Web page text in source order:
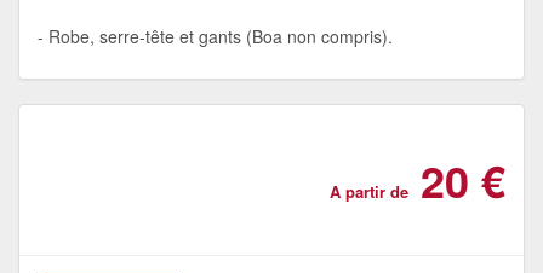
Robe, serre-tête et gants (Boa non compris).
A partir de 20 €